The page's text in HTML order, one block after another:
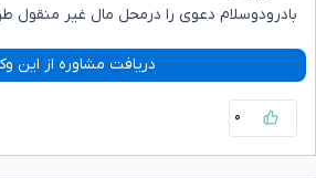
بادرودوسلام دعوی را درمحل مال غیر منقول
دریافت مشاوره از این
۰